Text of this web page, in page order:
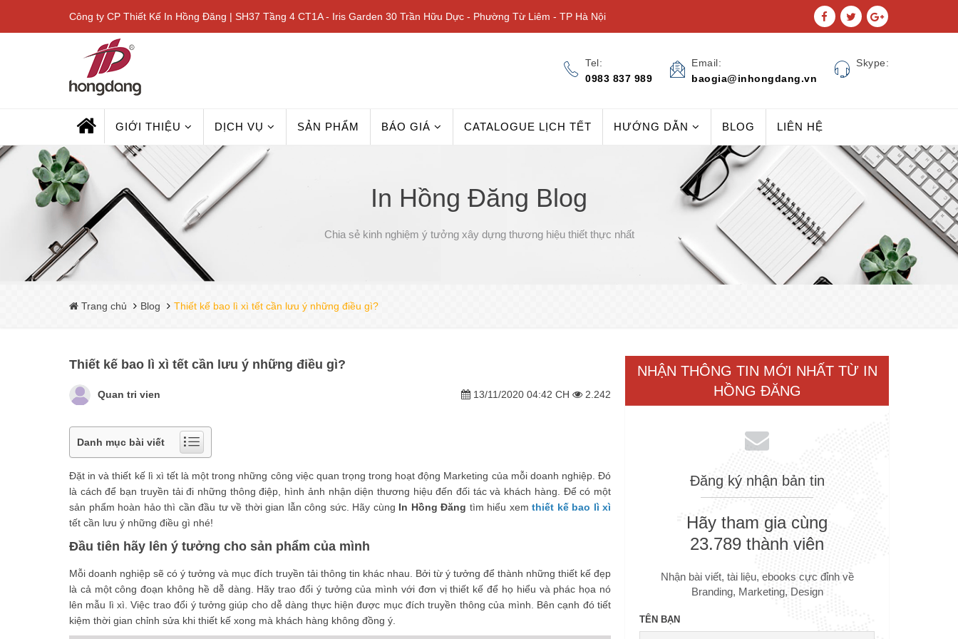
Công ty CP Thiết Kế In Hồng Đăng | SH37 Tầng 4 CT1A - Iris Garden 30 Trần Hữu Dực - Phường Từ Liêm - TP Hà Nội
Tel:
0983 837 989
Email:
baogia@inhongdang.vn
Skype:
GIỚI THIỆU DỊCH VỤ SẢN PHẨM BÁO GIÁ CATALOGUE LỊCH TẾT HƯỚNG DẪN BLOG LIÊN HỆ
In Hồng Đăng Blog
Chia sẻ kinh nghiệm ý tưởng xây dựng thương hiệu thiết thực nhất
Trang chủ Blog Thiết kế bao lì xì tết cần lưu ý những điều gì?
Thiết kế bao lì xì tết cần lưu ý những điều gì?
Quan tri vien 13/11/2020 04:42 CH 2.242
Danh mục bài viết
Đặt in và thiết kế lì xì tết là một trong những công việc quan trọng trong hoạt động Marketing của mỗi doanh nghiệp. Đó
là cách để bạn truyền tải đi những thông điệp, hình ảnh nhận diện thương hiệu đến đối tác và khách hàng. Để có một
sản phẩm hoàn hảo thì cần đầu tư về thời gian lẫn công sức. Hãy cùng In Hồng Đăng tìm hiểu xem thiết kế bao lì xì
tết cần lưu ý những điều gì nhé!
Đầu tiên hãy lên ý tưởng cho sản phẩm của mình
Mỗi doanh nghiệp sẽ có ý tưởng và mục đích truyền tải thông tin khác nhau. Bởi từ ý tưởng để thành những thiết kế đẹp
là cả một công đoạn không hề dễ dàng. Hãy trao đổi ý tưởng của mình với đơn vị thiết kế để họ hiểu và phác họa nó
lên mẫu lì xì. Việc trao đổi ý tưởng giúp cho dễ dàng thực hiện được mục đích truyền thông của mình. Bên cạnh đó tiết
kiệm thời gian chỉnh sửa khi thiết kế xong mà khách hàng không đồng ý.
NHẬN THÔNG TIN MỚI NHẤT TỪ IN
HỒNG ĐĂNG
Đăng ký nhận bản tin
Hãy tham gia cùng
23.789 thành viên
Nhận bài viết, tài liệu, ebooks cực đỉnh về
Branding, Marketing, Design
TÊN BẠN